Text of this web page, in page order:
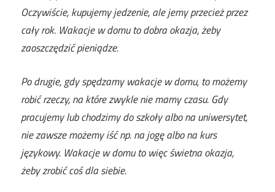
Oczywiście, kupujemy jedzenie, ale jemy przecież przez
cały rok. Wakacje w domu to dobra okazja, żeby
zaoszczędzić pieniądze.
Po drugie, gdy spędzamy wakacje w domu, to możemy
robić rzeczy, na które zwykle nie mamy czasu. Gdy
pracujemy lub chodzimy do szkoły albo na uniwersytet,
nie zawsze możemy iść np. na jogę albo na kurs
językowy. Wakacje w domu to więc świetna okazja,
żeby zrobić coś dla siebie.